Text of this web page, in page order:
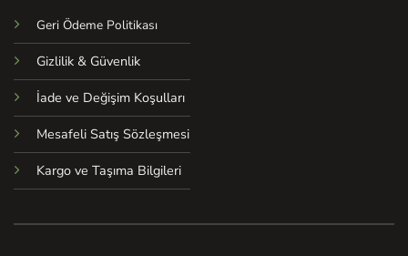
Geri Ödeme Politikası
Gizlilik & Güvenlik
İade ve Değişim Koşulları
Mesafeli Satış Sözleşmesi
Kargo ve Taşıma Bilgileri